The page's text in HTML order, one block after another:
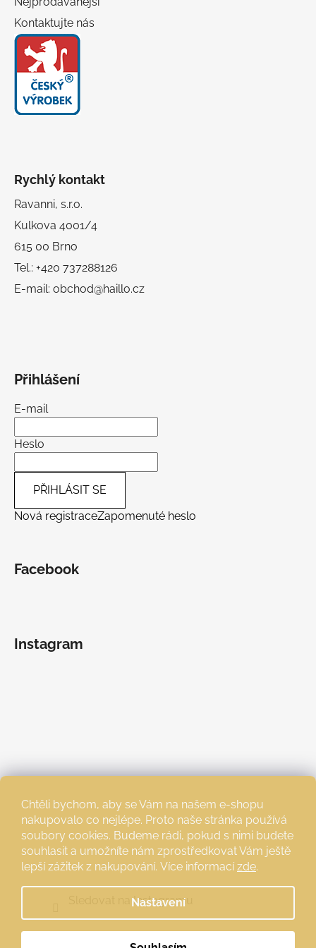
Chtěli bychom, aby se Vám na našem e-shopu
nakupovalo co nejlépe. Proto naše stránka používá
soubory cookies. Budeme rádi, pokud s nimi budete
souhlasit a umožníte nám zprostředkovat Vám ještě
lepší zážitek z nakupování. Více informací zde.
Nastavení
Kontaktujte nás
Rychlý kontakt
Ravanni, s.r.o.
Kulkova 4001/4
615 00 Brno
Tel.: +420 737288126
E-mail: obchod@haillo.cz
Přihlášení
E-mail
Heslo
PŘIHLÁSIT SE
Nová registraceZapomenuté heslo
Facebook
Instagram
Sledovat na Instagramu